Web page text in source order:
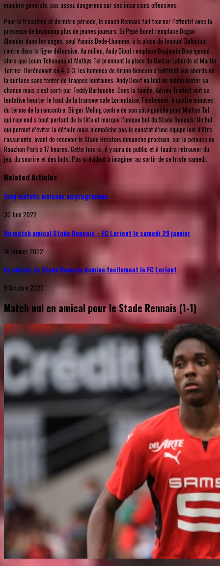
manière générale, pas assez dangereux sur ses incursions offensives.
Pour la troisième et dernière période, le coach Rennais fait tourner l’effectif avec la
présence de beaucoup plus de jeunes joueurs. Si Pépé Bonet remplace Dogan
Alemdar dans les cages, seul Yannis Dede-Lhomme, à la place de Jeanuel Belocian,
rentre dans la ligne défensive. Au milieu, Andy Diouf remplace Benjamin Bourigeaud
alors que Loum Tchaouna et Mathys Tel prennent la place de Gaëtan Laborde et Martin
Terrier. Dorénavant en 4-3-3, les hommes de Bruno Genesio s’entêtent aux abords de
la surface sans tenter de frappes lointaines. Andy Diouf va tout de même tenter sa
chance mais c’est sorti par Teddy Bartouche. Dans la foulée, Adrien Truffert voit sa
tentative heurter le haut de la transversale Lorientaise. Finalement, à quatre minutes
du terme de la rencontre, Birger Meling centre de son côté gauche pour Mathys Tel
qui reprend à bout portant de la tête et marque l’unique but du Stade Rennais. Un but
qui permet d’éviter la défaite mais n’empêche pas le constat d’une équipe loin d’être
rassurante, avant de recevoir le Stade Brestois dimanche prochain, sur la pelouse du
Roazhon Park à 17 heures. Cette fois-ci, il y aura du public et il faudra retrouver du
jeu, du sourire et des buts. Pas si évident à imaginer au sortir de ce triste samedi.
Related Articles
Cinq matchs amicaux au programme
30 Juin 2022
Un match amical Stade Rennais – FC Lorient le samedi 29 janvier
14 Janvier 2022
En amical, le Stade Rennais domine facilement le FC Lorient
9 Octobre 2020
Match nul en amical pour le Stade Rennais (1-1)